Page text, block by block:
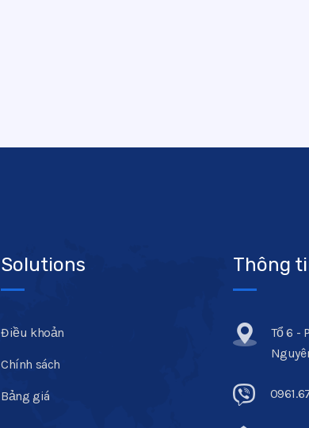
Solutions
Điều khoản
Chính sách
Bảng giá
Thông
Tổ 6 -